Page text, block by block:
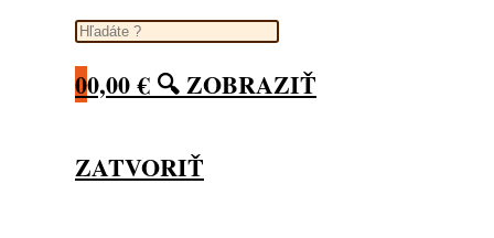
00,00€ 🔍 ZOBRAZIŤ
ZATVORIŤ